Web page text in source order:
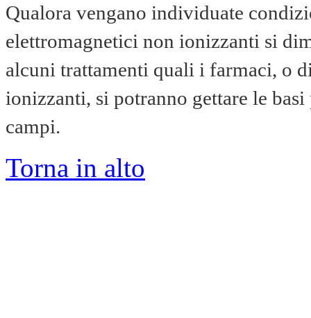
Qualora vengano individuate
elettromagnetici non ionizzanti si
alcuni trattamenti quali i farmaci, o
ionizzanti, si potranno gettare le
campi.
Torna in alto